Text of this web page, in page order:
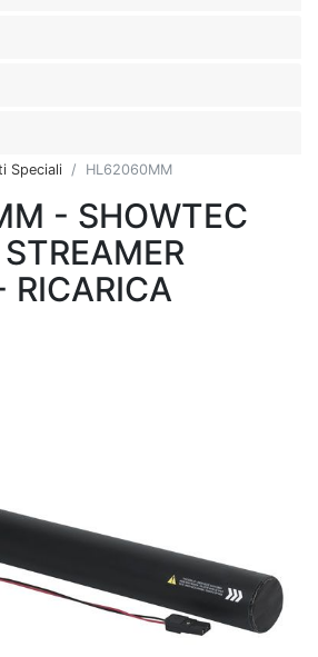
Speciali HL62060MM
- SHOWTEC
RICARICA